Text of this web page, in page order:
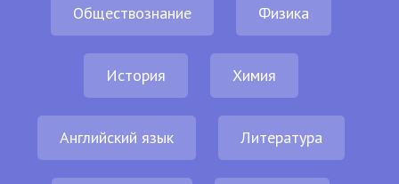
Обществознание Физика
История Химия
Английский язык Литература